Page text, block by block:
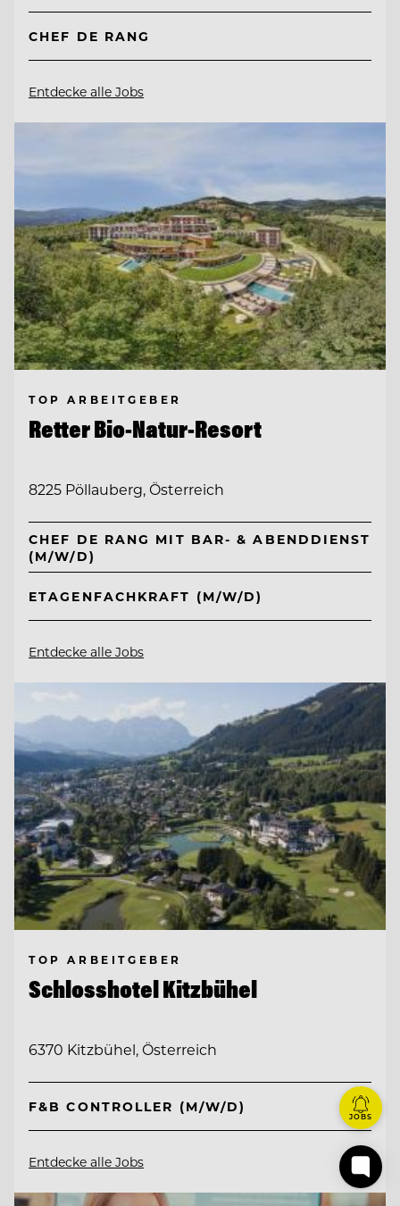
CHEF DE RANG
Entdecke alle Jobs
TOP ARBEITGEBER
Retter Bio-Natur-Resort
8225 Pöllauberg, Österreich
CHEF DE RANG MIT BAR- & ABENDDIENST
(M/W/D)
ETAGENFACHKRAFT (M/W/D)
Entdecke alle Jobs
TOP ARBEITGEBER
Schlosshotel Kitzbühel
6370 Kitzbühel, Österreich
F&B CONTROLLER (M/W/D)
Entdecke alle Jobs
JOBS